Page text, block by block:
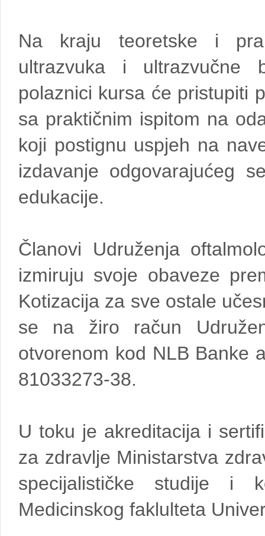
Na kraju teoretske i
ultrazvuka i ultrazvučne
polaznici kursa će pristupiti
sa praktičnim ispitom na
koji postignu uspjeh na
izdavanje odgovarajućeg
edukacije.
Članovi Udruženja
izmiruju svoje obaveze
Kotizacija za sve ostale
se na žiro račun
otvorenom kod NLB Banke
81033273-38.
U toku je akreditacija i
za zdravlje Ministarstva
specijalističke studije i
Medicinskog faklulteta